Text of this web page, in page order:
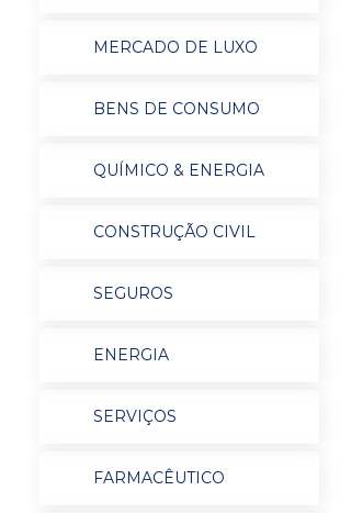
MERCADO DE LUXO
BENS DE CONSUMO
QUÍMICO & ENERGIA
CONSTRUÇÃO CIVIL
SEGUROS
ENERGIA
SERVIÇOS
FARMACÊUTICO